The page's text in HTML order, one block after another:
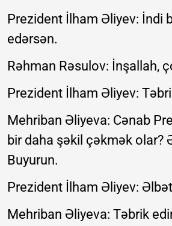
Prezident İlham Əliyev: İndi
edərsən.
Rəhman Rəsulov: İnşallah,
Prezident İlham Əliyev:
Mehriban Əliyeva: Cənab
bir daha şəkil çəkmək olar?
Buyurun.
Prezident İlham Əliyev:
Mehriban Əliyeva: Təbrik